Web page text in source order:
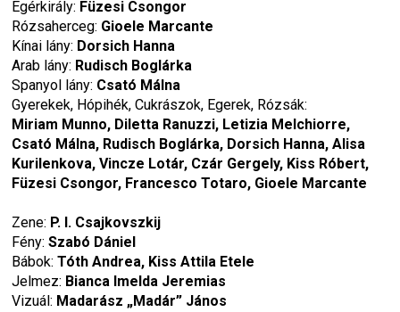
Egérkirály: Füzesi Csongor
Rózsaherceg: Gioele Marcante
Kínai lány: Dorsich Hanna
Arab lány: Rudisch Boglárka
Spanyol lány: Csató Málna
Gyerekek, Hópihék, Cukrászok, Egerek, Rózsák:
Miriam Munno, Diletta Ranuzzi, Letizia Melchiorre,
Csató Málna, Rudisch Boglárka, Dorsich Hanna, Alisa
Kurilenkova, Vincze Lotár, Czár Gergely, Kiss Róbert,
Füzesi Csongor, Francesco Totaro, Gioele Marcante
Zene: P. I. Csajkovszkij
Fény: Szabó Dániel
Bábok: Tóth Andrea, Kiss Attila Etele
Jelmez: Bianca Imelda Jeremias
Vizuál: Madarász „Madár” János